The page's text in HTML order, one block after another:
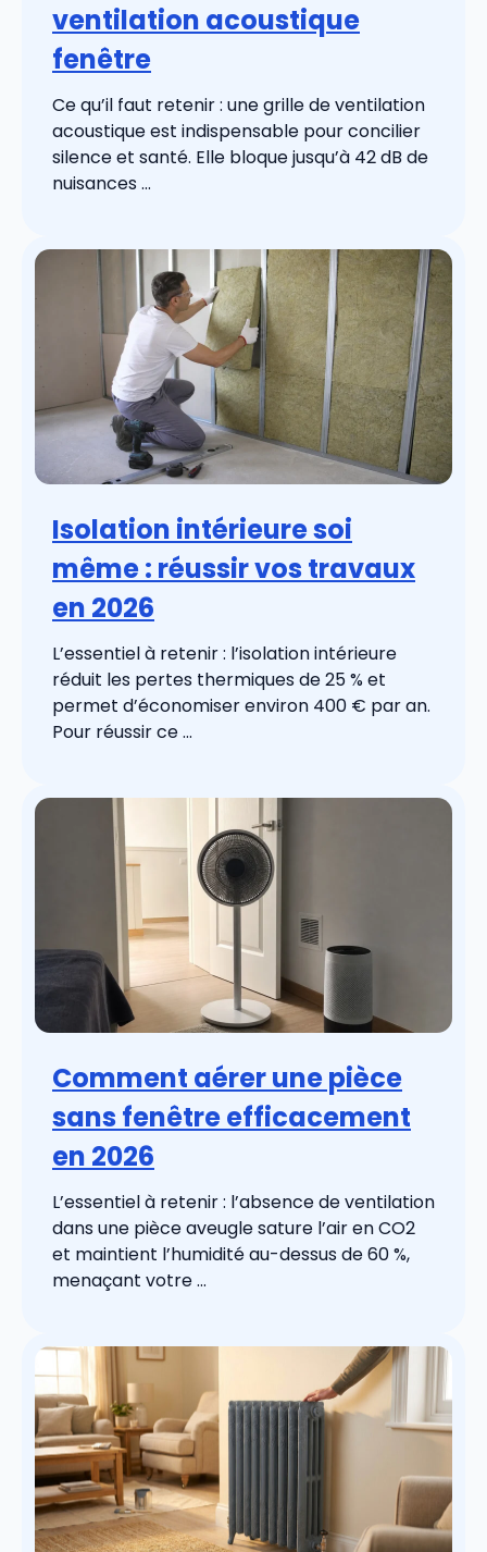
ventilation acoustique
fenêtre
Ce qu’il faut retenir : une grille de ventilation
acoustique est indispensable pour concilier
silence et santé. Elle bloque jusqu’à 42 dB de
nuisances ...
Isolation intérieure soi
même : réussir vos travaux
en 2026
L’essentiel à retenir : l’isolation intérieure
réduit les pertes thermiques de 25 % et
permet d’économiser environ 400 € par an.
Pour réussir ce ...
Comment aérer une pièce
sans fenêtre efficacement
en 2026
L’essentiel à retenir : l’absence de ventilation
dans une pièce aveugle sature l’air en CO2
et maintient l’humidité au-dessus de 60 %,
menaçant votre ...